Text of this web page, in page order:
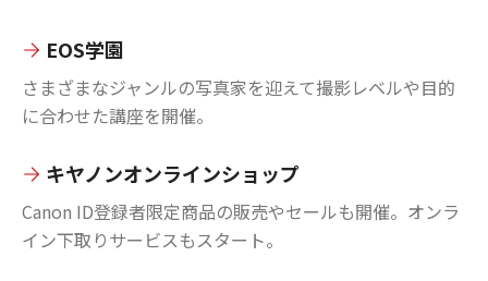
EOS学園
さまざまなジャンルの写真家を迎えて撮影レベルや目的
に合わせた講座を開催。
キヤノンオンラインショップ
Canon ID登録者限定商品の販売やセールも開催。オンラ
イン下取りサービスもスタート。